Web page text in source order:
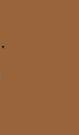
*Obligatorio